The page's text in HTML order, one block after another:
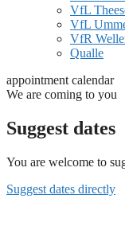
VfL
VfL
VfR
Qualle
appointment calendar
We are coming to you
Suggest dates
You are welcome to
Suggest dates directly